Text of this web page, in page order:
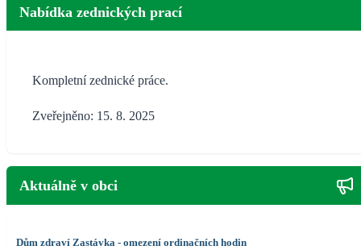
Nabídka zednických prací
Kompletní zednické práce.
Zveřejněno: 15. 8. 2025
Aktuálně v obci
Dům zdraví Zastávka - omezení ordinačních hodin